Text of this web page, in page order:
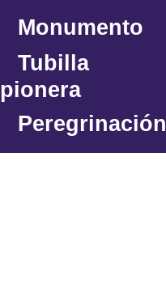
Monumento
Tubilla
pionera
Peregrinación